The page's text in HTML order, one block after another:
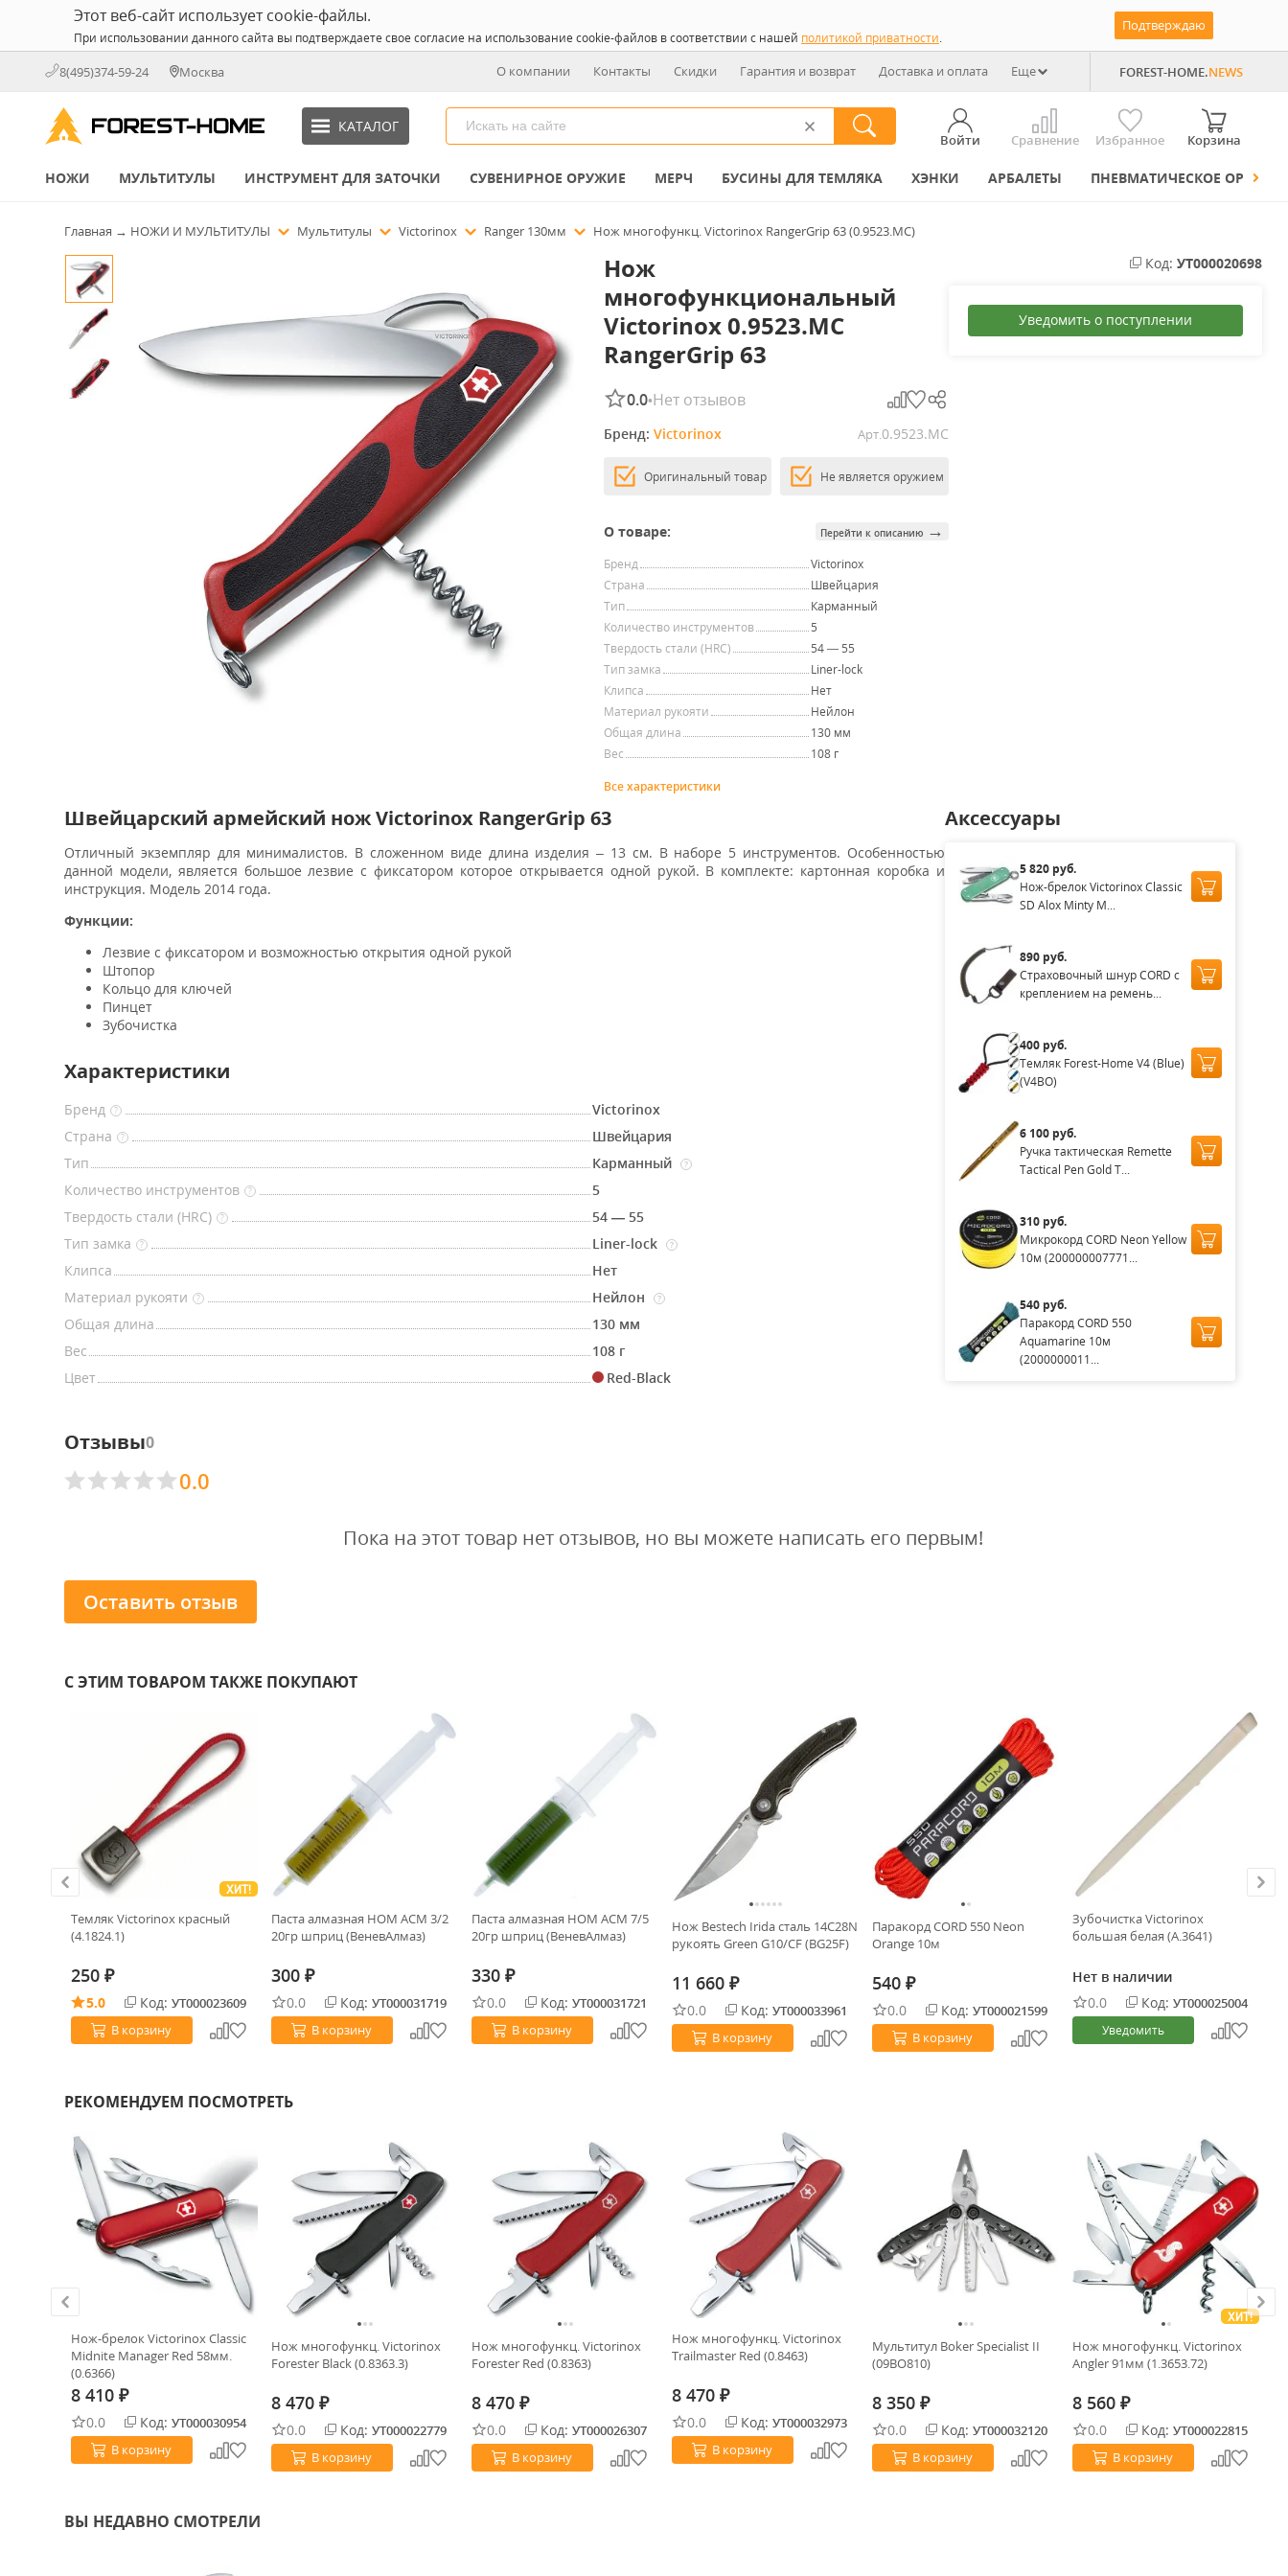
Этот веб-сайт использует cookie-файлы.
При использовании данного сайта вы подтверждаете свое согласие на использование cookie-файлов в соответствии с нашей политикой приватности.
Подтверждаю
8(495)374-59-24 Москва О компании Контакты Скидки Гарантия и возврат Доставка и оплата Еще FOREST-HOME.NEWS
КАТАЛОГ
Войти Сравнение Избранное Корзина
НОЖИ МУЛЬТИТУЛЫ ИНСТРУМЕНТ ДЛЯ ЗАТОЧКИ СУВЕНИРНОЕ ОРУЖИЕ МЕРЧ БУСИНЫ ДЛЯ ТЕМЛЯКА ХЭНКИ АРБАЛЕТЫ ПНЕВМАТИЧЕСКОЕ ОРУЖИЕ
Главная → НОЖИ И МУЛЬТИТУЛЫ Мультитулы Victorinox Ranger 130мм Нож многофункц. Victorinox RangerGrip 63 (0.9523.MC)
Нож
многофункциональный
Victorinox 0.9523.MC
RangerGrip 63
0.0•Нет отзывов
Бренд: Victorinox Арт.0.9523.MC
Оригинальный товар Не является оружием
О товаре: Перейти к описанию →
Бренд
Victorinox
Страна
Швейцария
Тип
Карманный
Количество инструментов
5
Твердость стали (HRC)
54 — 55
Тип замка
Liner-lock
Клипса
Нет
Материал рукояти
Нейлон
Общая длина
130 мм
Вес
108 г
Все характеристики
Код: УТ000020698
Уведомить о поступлении
Швейцарский армейский нож Victorinox RangerGrip 63
Отличный экземпляр для минималистов. В сложенном виде длина изделия – 13 см. В наборе 5 инструментов. Особенностью
данной модели, является большое лезвие с фиксатором которое открывается одной рукой. В комплекте: картонная коробка и
инструкция. Модель 2014 года.
Функции:
Лезвие с фиксатором и возможностью открытия одной рукой
Штопор
Кольцо для ключей
Пинцет
Зубочистка
Характеристики
Бренд ?
Victorinox
Страна
?
Швейцария
Тип
Карманный ?
Количество инструментов ?
5
Твердость стали (HRC)
?
54 — 55
Тип замка
? Liner-lock ?
Клипса
Нет
Материал рукояти
? Нейлон ?
Общая длина
130 мм
Вес
108 г
Цвет
Red-Black
Аксессуары
5 820 руб.
Нож-брелок Victorinox Classic
SD Alox Minty M...
890 руб.
Страховочный шнур CORD с
креплением на ремень...
400 руб.
Темляк Forest-Home V4 (Blue)
(V4BO)
6 100 руб.
Ручка тактическая Remette
Tactical Pen Gold T...
310 руб.
Микрокорд CORD Neon Yellow
10м (200000007771...
540 руб.
Паракорд CORD 550
Aquamarine 10м
(2000000011...
Отзывы0
0.0
Пока на этот товар нет отзывов, но вы можете написать его первым!
Оставить отзыв
С ЭТИМ ТОВАРОМ ТАКЖЕ ПОКУПАЮТ
ХИТ!
Темляк Victorinox красный
(4.1824.1)
250 ₽
5.0 Код: УТ000023609
В корзину
Паста алмазная НОМ АСМ 3/2
20гр шприц (ВеневАлмаз)
300 ₽
0.0 Код: УТ000031719
В корзину
Паста алмазная НОМ АСМ 7/5
20гр шприц (ВеневАлмаз)
330 ₽
0.0 Код: УТ000031721
В корзину
Нож Bestech Irida сталь 14C28N
рукоять Green G10/CF (BG25F)
11 660 ₽
0.0 Код: УТ000033961
В корзину
Паракорд CORD 550 Neon
Orange 10м
540 ₽
0.0 Код: УТ000021599
В корзину
Зубочистка Victorinox
большая белая (A.3641)
Нет в наличии
0.0
Код: УТ000025004
Уведомить
РЕКОМЕНДУЕМ ПОСМОТРЕТЬ
Нож-брелок Victorinox Classic
Midnite Manager Red 58мм.
(0.6366)
8 410 ₽
0.0 Код: УТ000030954
В корзину
Нож многофункц. Victorinox
Forester Black (0.8363.3)
8 470 ₽
0.0 Код: УТ000022779
В корзину
Нож многофункц. Victorinox
Forester Red (0.8363)
8 470 ₽
0.0 Код: УТ000026307
В корзину
Нож многофункц. Victorinox
Trailmaster Red (0.8463)
8 470 ₽
0.0 Код: УТ000032973
В корзину
Мультитул Boker Specialist II
(09BO810)
8 350 ₽
0.0 Код: УТ000032120
В корзину
ХИТ!
Нож многофункц. Victorinox
Angler 91мм (1.3653.72)
8 560 ₽
0.0 Код: УТ000022815
В корзину
ВЫ НЕДАВНО СМОТРЕЛИ